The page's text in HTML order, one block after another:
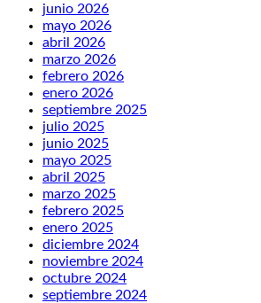
junio 2026
mayo 2026
abril 2026
marzo 2026
febrero 2026
enero 2026
septiembre 2025
julio 2025
junio 2025
mayo 2025
abril 2025
marzo 2025
febrero 2025
enero 2025
diciembre 2024
noviembre 2024
octubre 2024
septiembre 2024